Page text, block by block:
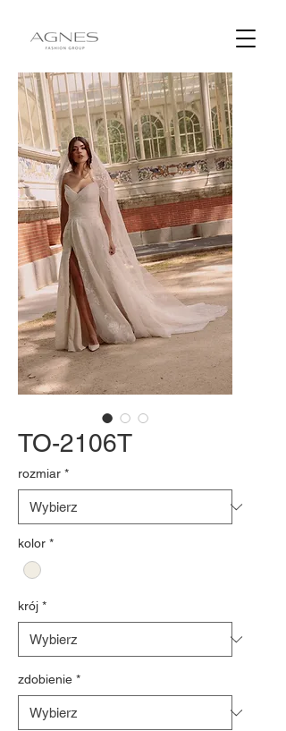
TO-2106T
rozmiar *
kolor *
krój *
zdobienie *